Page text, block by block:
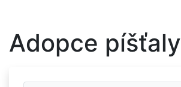
Adopce píšťaly